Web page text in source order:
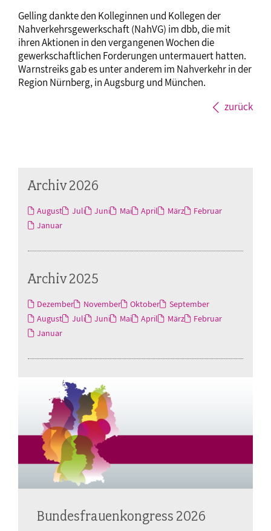
Gelling dankte den Kolleginnen und Kollegen der
Nahverkehrsgewerkschaft (NahVG) im dbb, die mit
ihren Aktionen in den vergangenen Wochen die
gewerkschaftlichen Forderungen untermauert hatten.
Warnstreiks gab es unter anderem im Nahverkehr in der
Region Nürnberg, in Augsburg und München.
zurück
Archiv 2026
August Juli Juni Mai April März
Februar
Januar
Archiv 2025
Dezember November Oktober
September
August
Juli Juni Mai April März
Februar
Januar
Bundesfrauenkongress 2026